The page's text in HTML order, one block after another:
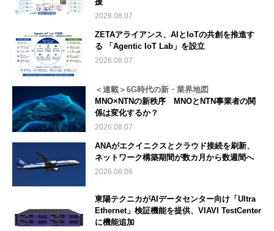
2026.08.07
ZETAアライアンス、AIとIoTの共創を推進す
る 「Agentic IoT Lab」を設立
2026.08.07
＜連載＞6G時代の新・業界地図
MNO×NTNの新秩序 MNOとNTN事業者の関
係は変化するか？
2026.08.07
ANAがエクイニクスとクラウド接続を刷新、
ネットワーク構築期間が数カ月から数週間へ
2026.08.06
東陽テクニカがAIデータセンター向け「Ultra
Ethernet」検証機能を提供、VIAVI TestCenter
に機能追加